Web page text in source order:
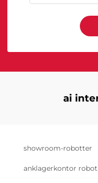
ai
showroom-robotter
anklagerkontor robot